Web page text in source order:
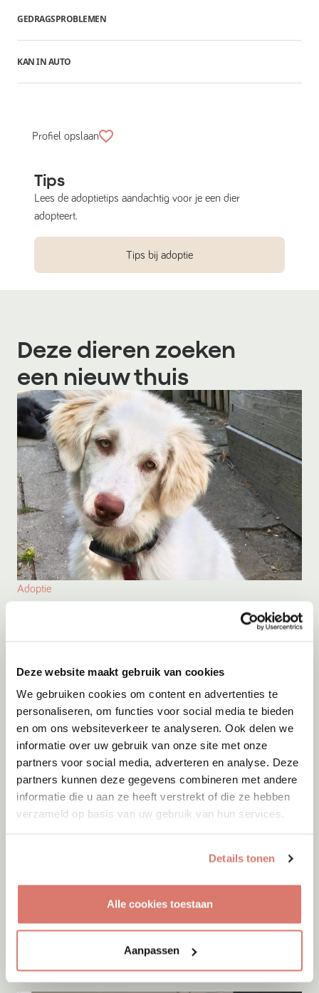
Deze website maakt gebruik van cookies
We gebruiken cookies om content en advertenties te
personaliseren, om functies voor social media te bieden
en om ons websiteverkeer te analyseren. Ook delen we
informatie over uw gebruik van onze site met onze
partners voor social media, adverteren en analyse. Deze
partners kunnen deze gegevens combineren met andere
informatie die u aan ze heeft verstrekt of die ze hebben
verzameld op basis van uw gebruik van hun services.
Details tonen
Alle cookies toestaan
Aanpassen
GEDRAGSPROBLEMEN
KAN IN AUTO
Profiel opslaan
Tips
Lees de adoptietips aandachtig voor je een dier
adopteert.
Tips bij adoptie
Deze dieren zoeken
een nieuw thuis
Adoptie
Adoptie
Menen